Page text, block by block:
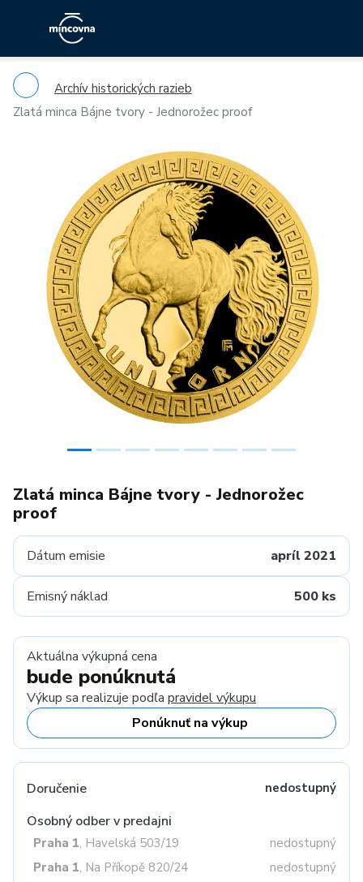
Archív historických razieb
Zlatá minca Bájne tvory - Jednorožec proof
Previous
Zlatá minca Bájne tvory - Jednorožec
proof
Dátum emisie apríl 2021
Emisný náklad 500 ks
Aktuálna výkupná cena
bude ponúknutá
Výkup sa realizuje podľa pravidel výkupu
Ponúknuť na výkup
Doručenie nedostupný
Osobný odber v predajni
Praha 1, Havelská 503/19
nedostupný
Praha 1, Na Příkopě 820/24
nedostupný